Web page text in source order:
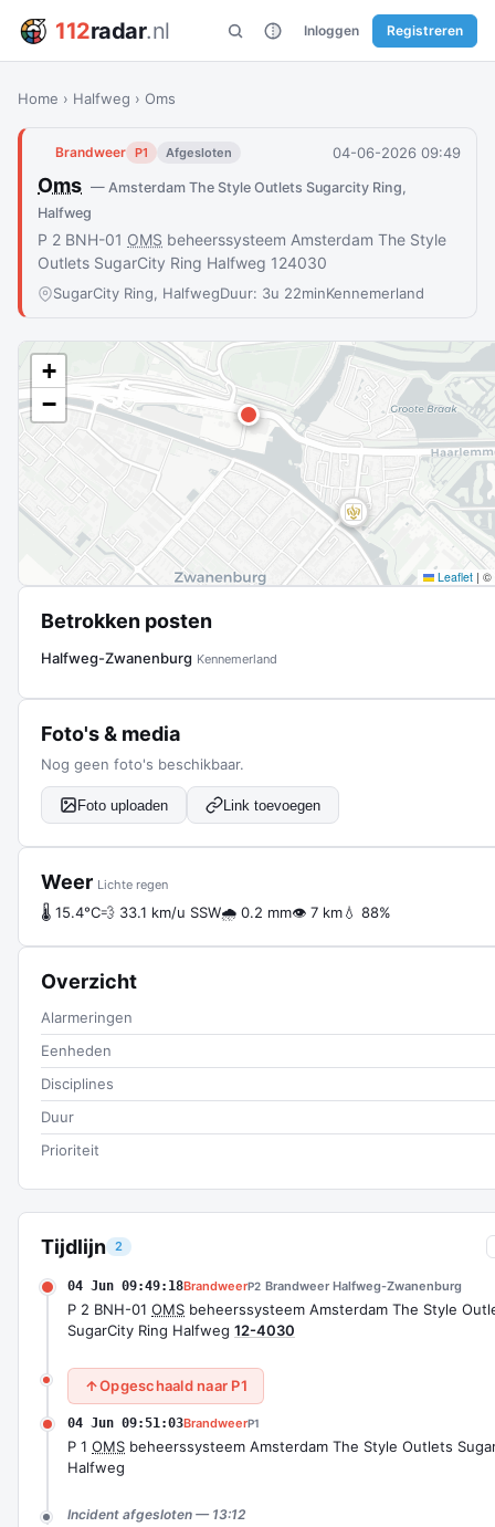
112radar.nl Inloggen Registreren
Home › Halfweg › Oms
Brandweer P1 Afgesloten 04-06-2026 09:49
Oms — Amsterdam The Style Outlets Sugarcity Ring,
Halfweg
P 2 BNH-01 OMS beheerssysteem Amsterdam The Style
Outlets SugarCity Ring Halfweg 124030
SugarCity Ring, HalfwegDuur: 3u 22minKennemerland
Tijdlijn 2
04 Jun 09:49:18BrandweerP2 Brandweer Halfweg-Zwanenburg
P 2 BNH-01 OMS beheerssysteem Amsterdam The Style
SugarCity Ring Halfweg 12-4030
Opgeschaald naar P1
04 Jun 09:51:03BrandweerP1
P 1 OMS beheerssysteem Amsterdam The Style Outlets
Halfweg
Incident afgesloten — 13:12
+
−
Leaflet | ©
Betrokken posten
Halfweg-Zwanenburg Kennemerland
Foto's & media
Nog geen foto's beschikbaar.
Foto uploaden Link toevoegen
Weer Lichte regen
🌡 15.4°C💨 33.1 km/u SSW🌧 0.2 mm👁 7 km💧 88%
Overzicht
Alarmeringen
Eenheden
Disciplines
Duur
Prioriteit